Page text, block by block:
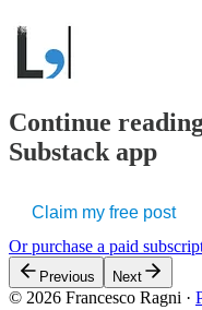
Continue
Substack app
Claim my free post
Or purchase a paid
Previous Next
© 2026 Francesco Ragni ·